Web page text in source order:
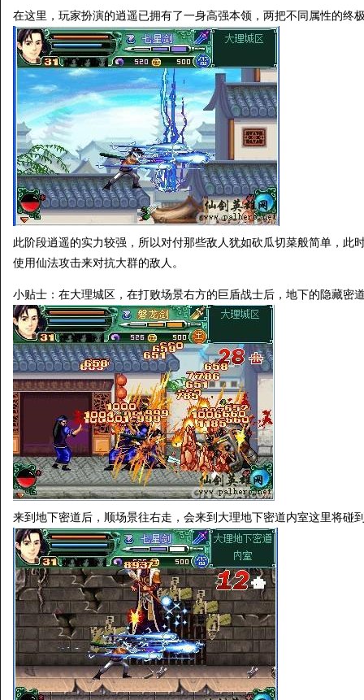
在这里，玩家扮演的逍遥已拥有了一身高强本领，两把不同属性的终
此阶段逍遥的实力较强，所以对付那些敌人犹如砍瓜切菜般简单，此
使用仙法攻击来对抗大群的敌人。
小贴士：在大理城区，在打败场景右方的巨盾战士后，地下的隐藏密
来到地下密道后，顺场景往右走，会来到大理地下密道内室这里将碰